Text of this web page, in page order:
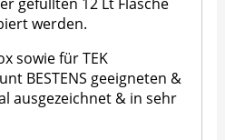
gefüllten 12 Lt Flasche
werden.
sowie für TEK
BESTENS geeigneten &
ausgezeichnet & in sehr